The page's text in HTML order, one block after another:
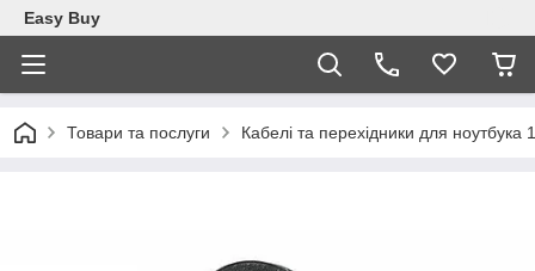
Easy Buy
Товари та послуги Кабелі та перехідники для ноутбука